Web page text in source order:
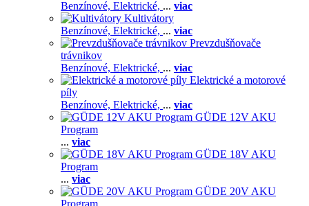
Benzínové, Elektrické, ... viac
Kultivátory
Benzínové, Elektrické, ... viac
Prevzdušňovače
trávnikov
Benzínové, Elektrické, ... viac
Elektrické a motorové
píly
Benzínové, Elektrické, ... viac
GÜDE 12V AKU
Program
... viac
GÜDE 18V AKU
Program
... viac
GÜDE 20V AKU
Program